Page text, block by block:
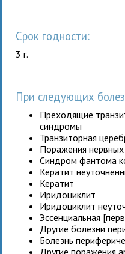
Срок годности:
3 г.
При следующих
Преходящие
синдромы
Транзиторная
Поражения
Синдром фантома
Кератит
Кератит
Иридоциклит
Иридоциклит
Эссенциальная
Другие болезни
Болезнь
Другие поражения